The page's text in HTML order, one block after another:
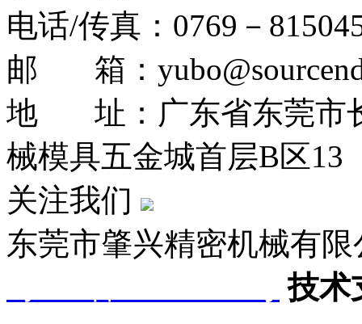
电话/传真：0769－
邮 箱：
地 址：广东省东莞市
械模具五金城首层B区13
关注我们
东莞市肇兴精密机械有
技术